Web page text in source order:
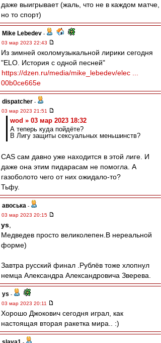
даже выигрывает (жаль, что не в каждом матче,
но то спорт)
Mike Lebedev -
03 мар 2023 22:43
Из зимней околомузыкальной лирики сегодня
"ELO. История с одной песней"
https://dzen.ru/media/mike_lebedev/elec ...
00b0ce665e
dispatcher -
03 мар 2023 21:51
wod » 03 мар 2023 18:32
А теперь куда пойдёте?
В Лигу защиты сексуальных меньшинств?
CAS сам давно уже находится в этой лиге. И
даже она этим пидарасам не помогла. А
газоболото чего от них ожидало-то?
Тьфу.
авоська -
03 мар 2023 20:15
ys
Медведев просто великолепен.В нереальной
форме)
Завтра русский финал .Рублёв тоже хлопнул
немца Александра Александровича Зверева.
ys -
03 мар 2023 20:11
Хорошо Джокович сегодня играл, как
настоящая вторая ракетка мира.. :)